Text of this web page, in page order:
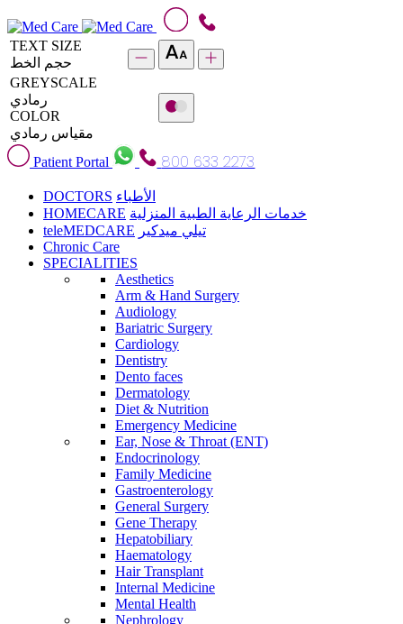
TEXT SIZE
حجم الخط
GREYSCALE
رمادي
COLOR
مقياس رمادي
Patient Portal
800 633 2273
DOCTORS الأطباء
HOMECARE خدمات الرعاية الطبية المنزلية
teleMEDCARE تيلي ميدكير
Chronic Care
SPECIALITIES
Aesthetics
Arm & Hand Surgery
Audiology
Bariatric Surgery
Cardiology
Dentistry
Dento faces
Dermatology
Diet & Nutrition
Emergency Medicine
Ear, Nose & Throat (ENT)
Endocrinology
Family Medicine
Gastroenterology
General Surgery
Gene Therapy
Hepatobiliary
Haematology
Hair Transplant
Internal Medicine
Mental Health
Nephrology